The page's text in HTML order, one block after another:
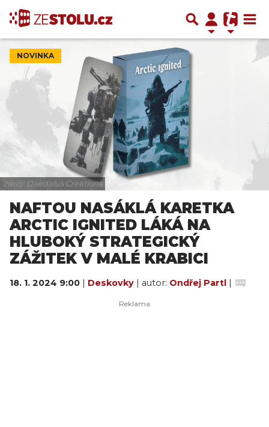
NOVINKA
zdroj: Daedalus Creations
NAFTOU NASÁKLÁ KARETKA
ARCTIC IGNITED LÁKÁ NA
HLUBOKÝ STRATEGICKÝ
ZÁŽITEK V MALÉ KRABICI
18. 1. 2024 9:00 | Deskovky | autor: Ondřej Partl |